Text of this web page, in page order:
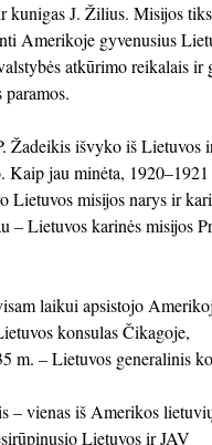
kunigas J. Žilius. Misijos
Amerikoje gyvenusius
atkūrimo reikalais ir
paramos.
Žadeikis išvyko iš Lietuvos
Kaip jau minėta, 1920–1921
Lietuvos misijos narys ir
– Lietuvos karinės misijos
laikui apsistojo
konsulas Čikagoje,
m. – Lietuvos generalinis
– vienas iš Amerikos
Lietuvos ir JAV